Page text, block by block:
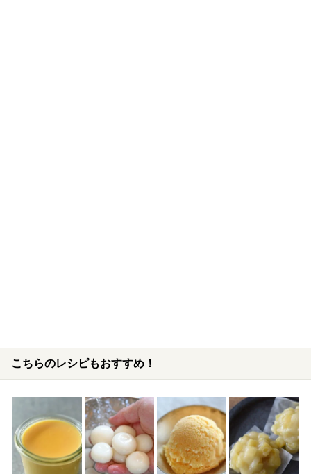
こちらのレシピもおすすめ！